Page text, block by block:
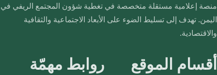
منصة إعلامية مستقلة متخصصة في تغطية شؤون المجتمع الريفي في
اليمن. تهدف إلى تسليط الضوء على الأبعاد الاجتماعية والثقافية
والاقتصادية.
أقسام الموقع روابط مهمّة